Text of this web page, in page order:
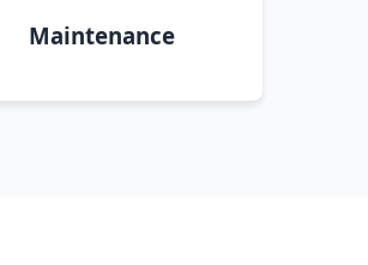
Maintenance